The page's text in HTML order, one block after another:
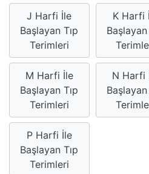
J Harfi İle
Başlayan Tıp
Terimleri
K Harfi
Başlayan
M Harfi İle
Başlayan Tıp
Terimleri
N Harfi
Başlayan
P Harfi İle
Başlayan Tıp
Terimleri